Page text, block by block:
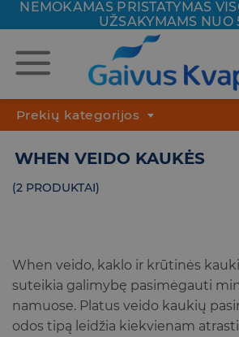
Skip
to
content
NEMOKAMAS PRISTATYMAS
UŽSAKYMAMS NUO
Prekių kategorijos
WHEN VEIDO KAUKĖS
(2 PRODUKTAI)
When veido, kaklo ir krūtinės
suteikia galimybę pasimėgauti
namuose. Platus veido kaukių
odos tipą leidžia kiekvienam